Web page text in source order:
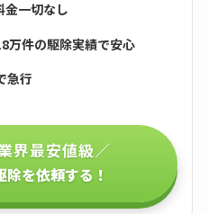
金一切なし
万件の駆除実績で安心
急行
界最安値級／
を依頼する！